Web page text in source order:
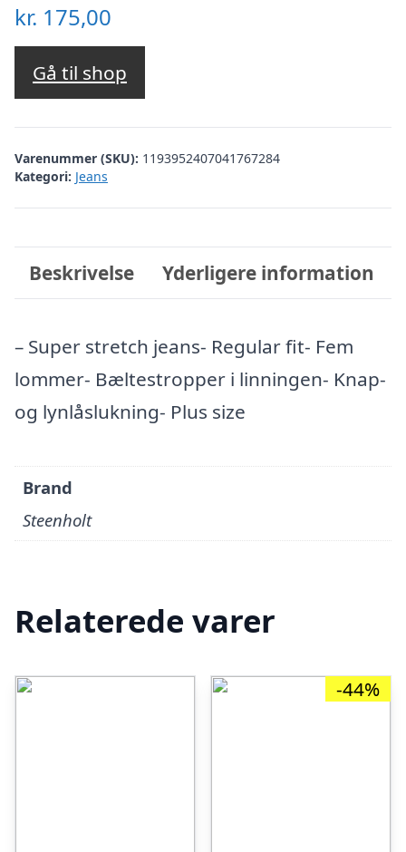
kr. 175,00
Gå til shop
Varenummer (SKU): 1193952407041767284
Kategori: Jeans
Beskrivelse Yderligere information
– Super stretch jeans- Regular fit- Fem
lommer- Bæltestropper i linningen- Knap-
og lynlåslukning- Plus size
Brand
Steenholt
Relaterede varer
-44%